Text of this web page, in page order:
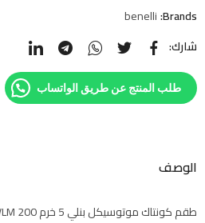
Brands:
benelli
شارك:
طلب المنتج عن طريق الواتساب
الوصف
طقم كونتاك موتوسيكل بنلي 5 خرم VLM 200